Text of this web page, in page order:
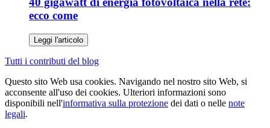
ecco come
Leggi l'articolo
Tutti i contributi del blog
Questo sito Web usa cookies. Navigando nel nostro sito Web, si
acconsente all'uso dei cookies. Ulteriori informazioni sono
disponibili nell'informativa sulla protezione dei dati o nelle note
legali.